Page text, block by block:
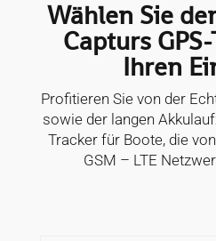
Wählen Sie
Capturs
Ihren
Profitieren Sie von der
sowie der langen
Tracker für Boote, die
GSM – LTE